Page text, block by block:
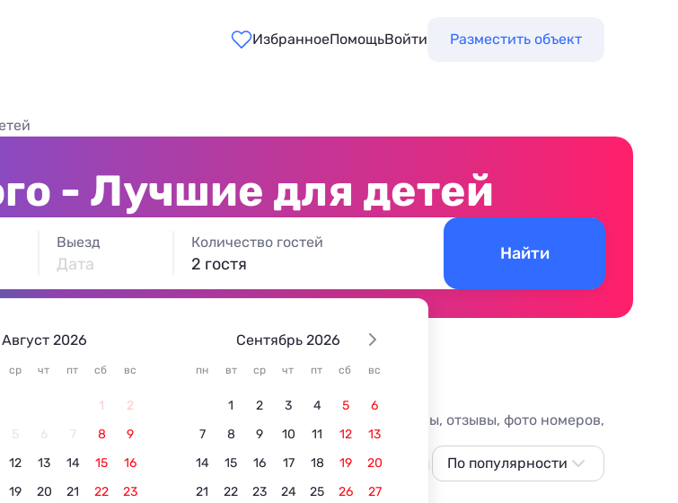
ИзбранноеПомощьВойти Разместить объект
- Лучшие для детей
Выезд
Дата
Август 2026
ср чт пт сб вс
1
2
5 6 7 8
9
12 13 14 15
16
19 20 21 22
23
Сентябрь 2026
пн вт ср чт пт сб вс
1 2 3 4 5
6
7
8 9 10 11 12
13
14
15 16 17 18 19
20
21
22 23 24 25 26
27
Количество гостей
2 гостя
Найти
в Береговом
из 30
лучшие для детей в 2026. Гостиницы Берегового, цены, отзывы, фото номеров,
С бассейном Недорого С питанием В центре Всё включено
По популярности